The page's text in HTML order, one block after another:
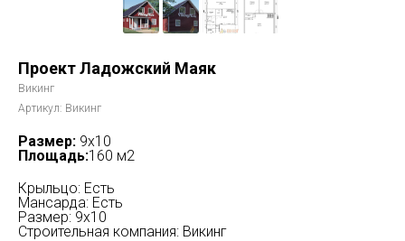
Проект Ладожский Маяк
Викинг
Артикул: Викинг
Размер: 9х10
Площадь:160 м2
Крыльцо: Есть
Мансарда: Есть
Размер: 9х10
Строительная компания: Викинг